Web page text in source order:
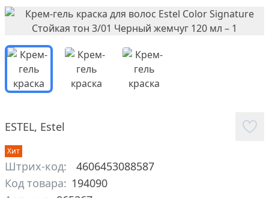
ESTEL, Estel
Хит
Штрих-код:
4606453088587
Код товара: 194090